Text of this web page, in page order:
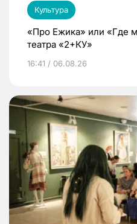
Культура
«Про Ежика» или «Где
театра «2+КУ»
16:41 / 06.08.26